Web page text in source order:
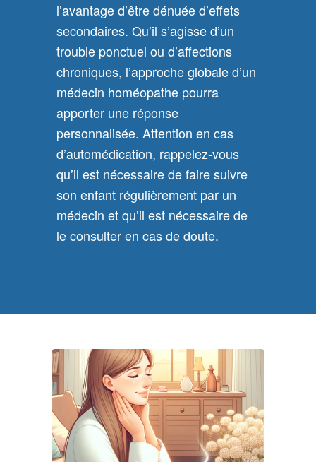
l’avantage d’être dénuée d’effets
secondaires. Qu’il s’agisse d’un
trouble ponctuel ou d’affections
chroniques, l’approche globale d’un
médecin homéopathe pourra
apporter une réponse
personnalisée. Attention en cas
d’automédication, rappelez-vous
qu’il est nécessaire de faire suivre
son enfant régulièrement par un
médecin et qu’il est nécessaire de
le consulter en cas de doute.